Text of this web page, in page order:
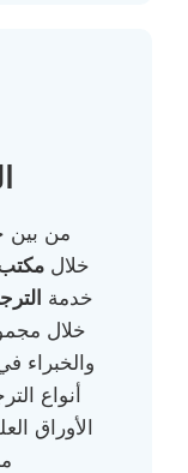
من بين
خلال
خدمة
خلال
والخبراء
أنواع
الأوراق